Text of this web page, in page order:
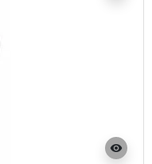
visibility